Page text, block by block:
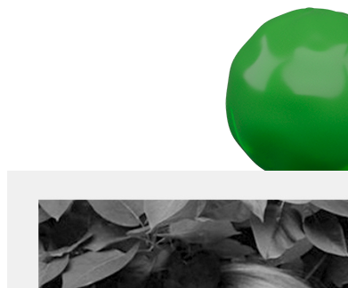
Дни современного искусства / Days of Contemporary Art